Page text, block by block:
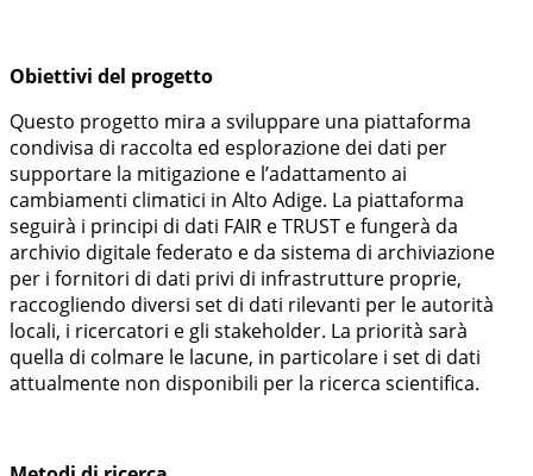
Obiettivi del progetto
Questo progetto mira a sviluppare una piattaforma
condivisa di raccolta ed esplorazione dei dati per
supportare la mitigazione e l’adattamento ai
cambiamenti climatici in Alto Adige. La piattaforma
seguirà i principi di dati FAIR e TRUST e fungerà da
archivio digitale federato e da sistema di archiviazione
per i fornitori di dati privi di infrastrutture proprie,
raccogliendo diversi set di dati rilevanti per le autorità
locali, i ricercatori e gli stakeholder. La priorità sarà
quella di colmare le lacune, in particolare i set di dati
attualmente non disponibili per la ricerca scientifica.